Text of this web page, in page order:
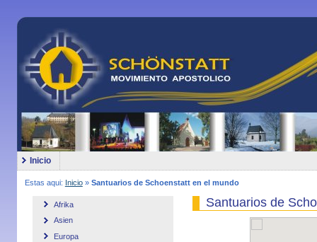
Inicio
Estas aqui: Inicio» Santuarios de Schoenstatt en el mundo
Afrika
Asien
Europa
Santuarios de